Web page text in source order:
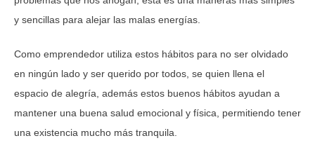
y sencillas para alejar las malas energías.
Como emprendedor utiliza estos hábitos para no ser olvidado
en ningún lado y ser querido por todos, se quien llena el
espacio de alegría, además estos buenos hábitos ayudan a
mantener una buena salud emocional y física, permitiendo tener
una existencia mucho más tranquila.